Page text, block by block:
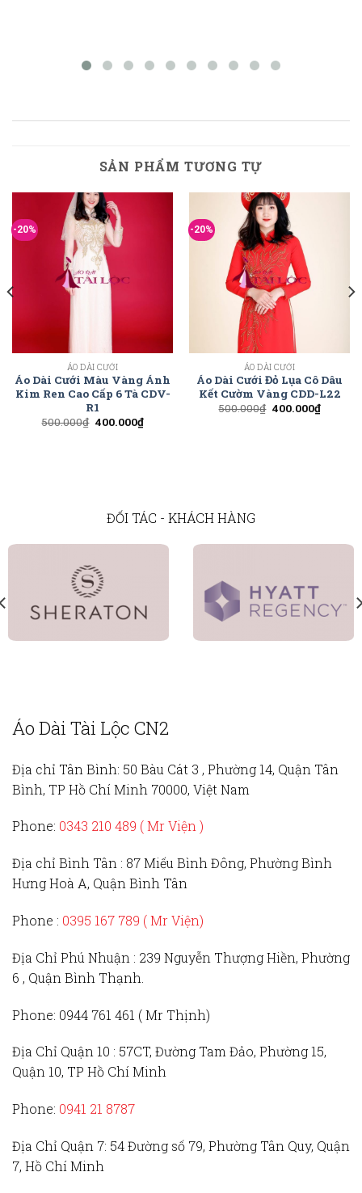
SẢN PHẨM TƯƠNG TỰ
-20%
ÁO DÀI CƯỚI
Áo Dài Cưới Màu Vàng Ánh
Kim Ren Cao Cấp 6 Tà CDV-
R1
500.000₫ 400.000₫
-20%
ÁO DÀI CƯỚI
Áo Dài Cưới Đỏ Lụa Cô Dâu
Kết Cườm Vàng CDD-L22
500.000₫ 400.000₫
ĐỐI TÁC - KHÁCH HÀNG
Áo Dài Tài Lộc CN2
Địa chỉ Tân Bình: 50 Bàu Cát 3 , Phường 14, Quận Tân
Bình, TP Hồ Chí Minh 70000, Việt Nam
Phone: 0343 210 489 ( Mr Viện )
Địa chỉ Bình Tân : 87 Miếu Bình Đông, Phường Bình
Hưng Hoà A, Quận Bình Tân
Phone : 0395 167 789 ( Mr Viện)
Địa Chỉ Phú Nhuận : 239 Nguyễn Thượng Hiền, Phường
6 , Quận Bình Thạnh.
Phone: 0944 761 461 ( Mr Thịnh)
Địa Chỉ Quận 10 : 57CT, Đường Tam Đảo, Phường 15,
Quận 10, TP Hồ Chí Minh
Phone: 0941 21 8787
Địa Chỉ Quận 7: 54 Đường số 79, Phường Tân Quy, Quận
7, Hồ Chí Minh